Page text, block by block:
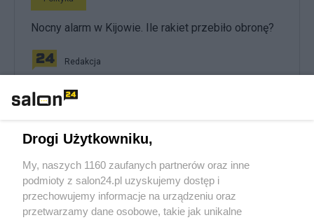
Nocny alarm w Kijowie. Ile rakiet przebiło obronę?
Redakcja
Zełenski?
Redakcja
Drogi Użytkowniku,
My, naszych 1160 zaufanych partnerów oraz inne
podmioty z salon24.pl uzyskujemy dostęp i
przechowujemy informacje na urządzeniu oraz
przetwarzamy dane osobowe, takie jak unikalne